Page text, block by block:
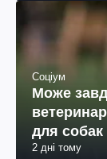
Соціум
Може
для собак
2 дні тому